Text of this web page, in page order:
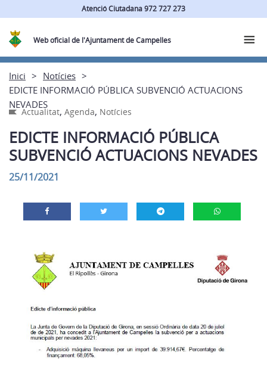
Atenció Ciutadana 972 727 273
Web oficial de l'Ajuntament de Campelles
Inici
Notícies
EDICTE INFORMACIÓ PÚBLICA SUBVENCIÓ ACTUACIONS
NEVADES
Actualitat, Agenda, Notícies
EDICTE INFORMACIÓ PÚBLICA
SUBVENCIÓ ACTUACIONS NEVADES
25/11/2021